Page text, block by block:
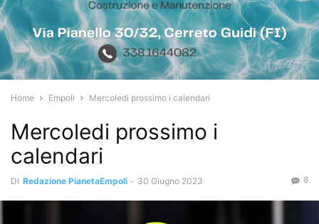
Home Empoli Mercoledi prossimo i calendari
Mercoledi prossimo i
calendari
Di Redazione PianetaEmpoli - 30 Giugno 2023 8